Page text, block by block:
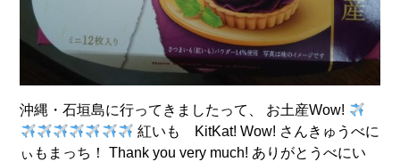
沖縄・石垣島に行ってきましたって、 お土産Wow!
紅いも KitKat! Wow! さんきゅうべに
ぃもまっち！ Thank you very much! ありがとうべにい